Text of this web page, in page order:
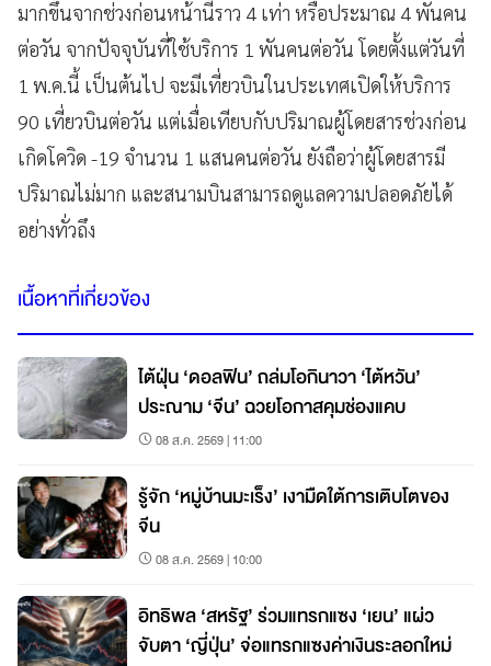
มากขึ้นจากช่วงก่อนหน้านี้ราว 4 เท่า หรือประมาณ 4 พันคน
ต่อวัน จากปัจจุบันที่ใช้บริการ 1 พันคนต่อวัน โดยตั้งแต่วันที่
1 พ.ค.นี้ เป็นต้นไป จะมีเที่ยวบินในประเทศเปิดให้บริการ
90 เที่ยวบินต่อวัน แต่เมื่อเทียบกับปริมาณผู้โดยสารช่วงก่อน
เกิดโควิด -19 จำนวน 1 แสนคนต่อวัน ยังถือว่าผู้โดยสารมี
ปริมาณไม่มาก และสนามบินสามารถดูแลความปลอดภัยได้
อย่างทั่วถึง
เนื้อหาที่เกี่ยวข้อง
ไต้ฝุ่น ‘ดอลฟิน’ ถล่มโอกินาวา ‘ไต้หวัน’
ประณาม ‘จีน’ ฉวยโอกาสคุมช่องแคบ
08 ส.ค. 2569 | 11:00
รู้จัก ‘หมู่บ้านมะเร็ง’ เงามืดใต้การเติบโตของ
จีน
08 ส.ค. 2569 | 10:00
อิทธิพล ‘สหรัฐ’ ร่วมแทรกแซง ‘เยน’ แผ่ว
จับตา ‘ญี่ปุ่น’ จ่อแทรกแซงค่าเงินระลอกใหม่